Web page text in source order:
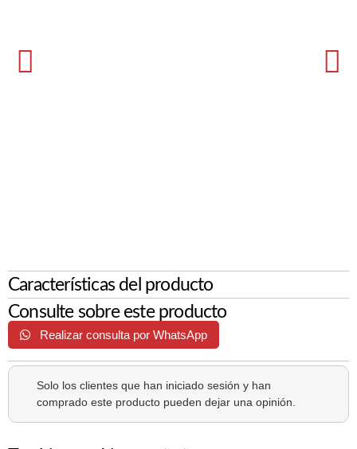
Características del producto
Consulte sobre este producto
Realizar consulta por WhatsApp
Solo los clientes que han iniciado sesión y han
comprado este producto pueden dejar una opinión.